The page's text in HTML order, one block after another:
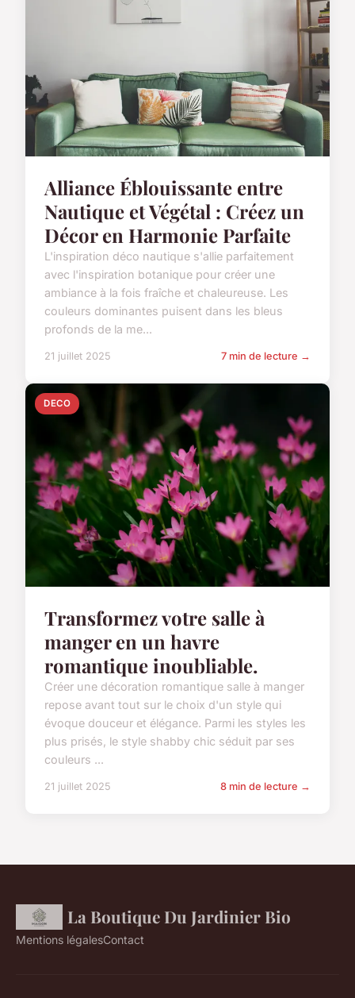
Alliance Éblouissante entre
Nautique et Végétal : Créez un
Décor en Harmonie Parfaite
L'inspiration déco nautique s'allie parfaitement
avec l'inspiration botanique pour créer une
ambiance à la fois fraîche et chaleureuse. Les
couleurs dominantes puisent dans les bleus
profonds de la me...
21 juillet 2025 7 min de lecture →
DECO
Transformez votre salle à
manger en un havre
romantique inoubliable.
Créer une décoration romantique salle à manger
repose avant tout sur le choix d'un style qui
évoque douceur et élégance. Parmi les styles les
plus prisés, le style shabby chic séduit par ses
couleurs ...
21 juillet 2025 8 min de lecture →
La Boutique Du Jardinier Bio
Mentions légalesContact